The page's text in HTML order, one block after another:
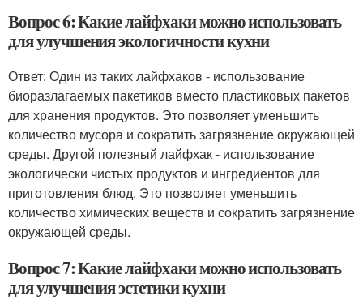
Вопрос 6: Какие лайфхаки можно использовать
для улучшения экологичности кухни
Ответ: Один из таких лайфхаков - использование
биоразлагаемых пакетиков вместо пластиковых пакетов
для хранения продуктов. Это позволяет уменьшить
количество мусора и сократить загрязнение окружающей
среды. Другой полезный лайфхак - использование
экологически чистых продуктов и ингредиентов для
приготовления блюд. Это позволяет уменьшить
количество химических веществ и сократить загрязнение
окружающей среды.
Вопрос 7: Какие лайфхаки можно использовать
для улучшения эстетики кухни